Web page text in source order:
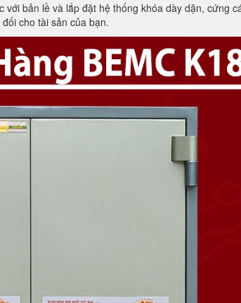
bản lề và lắp đặt hệ thống khóa dày dặn, cứng
cho tài sản của bạn.